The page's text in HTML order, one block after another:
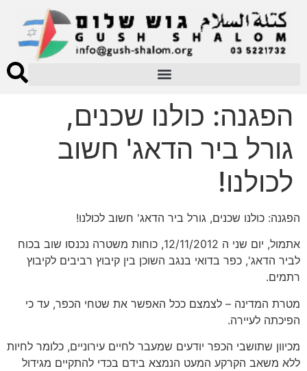
הפגנה: כולנו שכנים,
גורל ביר הדאג' חשוב
לכולנו!
הפגנה: כולנו שכנים, גורל ביר הדאג' חשוב לכולנו!
אתמול, יום שני ה 12/11/2012, כוחות משטרה נכנסו שוב בכוח
לביר הדאג', כפר בדואי בנגב השוכן בין קיבוץ רביבים לקיבוץ
רתמים.
מטרת המדינה – לצמצם ככל האפשר את שטחי הכפר, עד כי
הפיכתה לעיירה.
מכיוון שתושבי הכפר יודעים שמעבר לחיים עירוניים, כלומר לחיות
ללא משאב הקרקע המעט הנמצא בידם בכדי להתקיים מגידול